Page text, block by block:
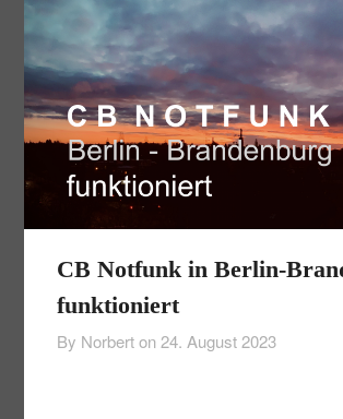
CB Notfunk in Berlin-
funktioniert
By Norbert on 24. August 2023